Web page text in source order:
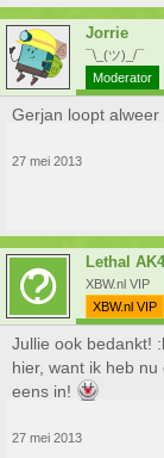
Jorrie
¯\_(ツ)_/¯
Moderator
Gerjan loopt
27 mei 2013
Lethal
XBW.nl VIP
XBW.nl VIP
Jullie ook bedankt!
hier, want ik heb
eens in!
27 mei 2013